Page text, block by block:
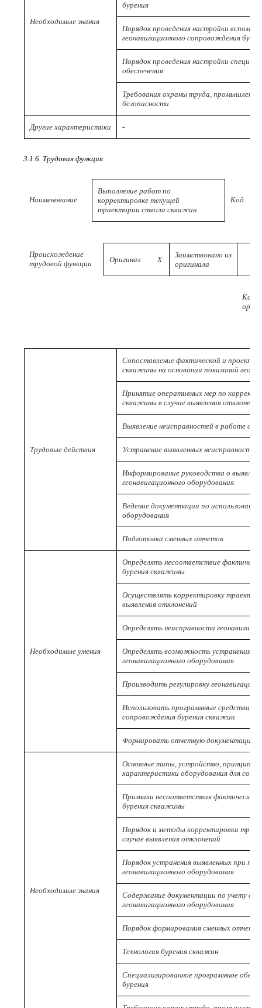
Необходимые знания
бурения
Порядок проведения настройки
геонавигационного сопровождения
Порядок проведения настройки
обеспечения
Требования охраны труда,
безопасности
Другие характеристики -
3.1.6. Трудовая функция
Наименование
Выполнение работ по
корректировке текущей
траектории ствола скважин
Код
Происхождение
трудовой функции
Оригинал X
Заимствовано из
оригинала
Код
Трудовые действия
Сопоставление фактической и
скважины на основании показаний
Принятие оперативных мер по
скважины в случае выявления отклонений
Выявление неисправностей в работе
Устранение выявленных неисправностей
Информирование руководства о
геонавигационного оборудования
Ведение документации по использованию
оборудования
Подготовка сменных отчетов
Необходимые умения
Определять несоответствие
бурения скважины
Осуществлять корректировку
выявления отклонений
Определять неисправности
Определять возможность устранения
геонавигационного оборудования
Производить регулировку
Использовать программные средства в
сопровождения бурения скважин
Формировать отчетную документацию
Необходимые знания
Основные типы, устройство, принцип
характеристики оборудования для
Признаки несоответствия
бурения скважины
Порядок и методы корректировки
случае выявления отклонений
Порядок устранения выявленных при
геонавигационного оборудования
Содержание документации по учету
геонавигационного оборудования
Порядок формирования сменных отчетов
Технология бурения скважин
Специализированное программное
бурения